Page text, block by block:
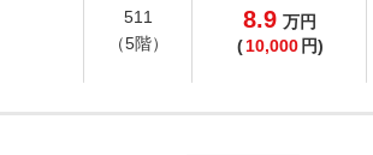
511
（5階）
8.9 万円
( 10,000 円)